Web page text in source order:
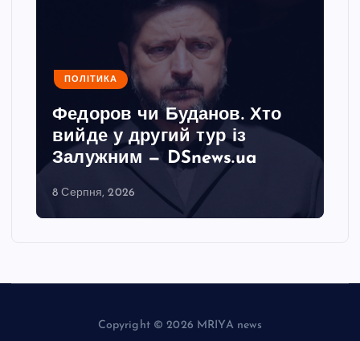
ПОЛІТИКА
Федоров чи Буданов. Хто
вийде у другий тур із
Залужним — DSnews.ua
8 Серпня, 2026
Copyright © 2026 MRIYA news